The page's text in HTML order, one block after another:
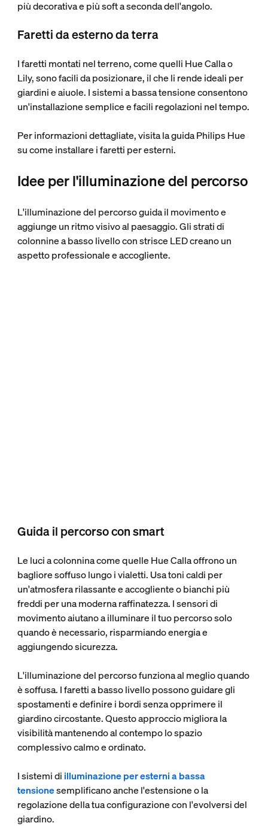
più decorativa e più soft a seconda dell'angolo.
Faretti da esterno da terra
I faretti montati nel terreno, come quelli Hue Calla o
Lily, sono facili da posizionare, il che li rende ideali per
giardini e aiuole. I sistemi a bassa tensione consentono
un'installazione semplice e facili regolazioni nel tempo.
Per informazioni dettagliate, visita la guida Philips Hue
su come installare i faretti per esterni.
Idee per l'illuminazione del percorso
L'illuminazione del percorso guida il movimento e
aggiunge un ritmo visivo al paesaggio. Gli strati di
colonnine a basso livello con strisce LED creano un
aspetto professionale e accogliente.
Guida il percorso con smart
Le luci a colonnina come quelle Hue Calla offrono un
bagliore soffuso lungo i vialetti. Usa toni caldi per
un'atmosfera rilassante e accogliente o bianchi più
freddi per una moderna raffinatezza. I sensori di
movimento aiutano a illuminare il tuo percorso solo
quando è necessario, risparmiando energia e
aggiungendo sicurezza.
L'illuminazione del percorso funziona al meglio quando
è soffusa. I faretti a basso livello possono guidare gli
spostamenti e definire i bordi senza opprimere il
giardino circostante. Questo approccio migliora la
visibilità mantenendo al contempo lo spazio
complessivo calmo e ordinato.
I sistemi di illuminazione per esterni a bassa
tensionesemplificano anche l'estensione o la
regolazione della tua configurazione con l'evolversi del
giardino.